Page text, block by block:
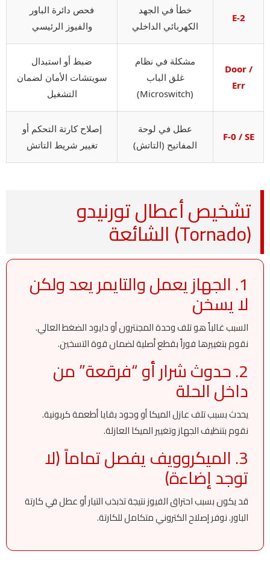
E-2
خطأ في الجهد
الكهربائي الداخلي
فحص دائرة الباور
والفيوز الرئيسي
Door /
Err
مشكلة في نظام
غلق الباب
(Microswitch)
ضبط أو استبدال
سويتشات الأمان لضمان
التشغيل
F-0 / SE
عطل في لوحة
المفاتيح (التاتش)
إصلاح كارتة التحكم أو
تغيير شريط التاتش
تشخيص أعطال تورنيدو
(Tornado) الشائعة
1. الجهاز يعمل والتايمر يعد ولكن
لا يسخن
السبب غالباً هو تلف وحدة المجنترون أو دايود الضغط العالي.
نقوم بتغييرها فوراً بقطع أصلية لضمان قوة التسخين.
2. حدوث شرار أو “فرقعة” من
داخل الحلة
يحدث بسبب تلف عازل الميكا أو وجود بقايا أطعمة كربونية.
نقوم بتنظيف الجهاز وتغيير الميكا العازلة.
3. الميكروويف يفصل تماماً (لا
توجد إضاءة)
قد يكون بسبب احتراق الفيوز نتيجة تذبذب التيار أو عطل في كارتة
الباور. نوفر إصلاح الكتروني متكامل للكارتة.